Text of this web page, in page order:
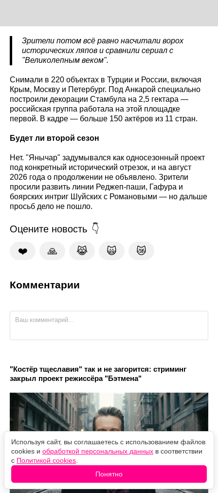
Зрители потом всё равно насчитали ворох
исторических ляпов и сравнили сериал с
"Великолепным веком".
Снимали в 220 объектах в Турции и России, включая
Крым, Москву и Петербург. Под Анкарой специально
построили декорации Стамбула на 2,5 гектара —
российская группа работала на этой площадке
первой. В кадре — больше 150 актёров из 11 стран.
Будет ли второй сезон
Нет. "Янычар" задумывался как односезонный проект
под конкретный исторический отрезок, и на август
2026 года о продолжении не объявлено. Зрители
просили развить линии Реджеп-паши, Гафура и
боярских интриг Шуйских с Романовыми — но дальше
просьб дело не пошло.
Оцените новость
❤️ 🙏 😹 🙀 😿
Комментарии
"Костёр тщеславия" так и не загорится: стриминг
закрыл проект режиссёра "Бэтмена"
Используя сайт, вы соглашаетесь с использованием файлов
cookies и обработкой персональных данных в соответствии
с Политикой cookies
Понятно